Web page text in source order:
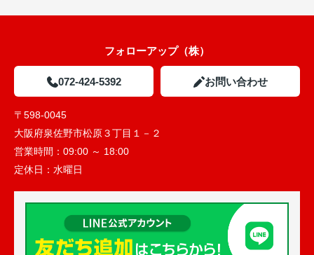
フォローアップ（株）
072-424-5392 お問い合わせ
〒598-0045
大阪府泉佐野市松原３丁目１－２
営業時間： 09:00 ～ 18:00
定休日： 水曜日